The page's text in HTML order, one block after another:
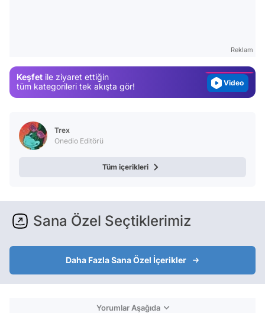
Reklam
Keşfet ile ziyaret ettiğin
tüm kategorileri tek akışta gör!
Video
Trex
Onedio Editörü
Tüm içerikleri
Sana Özel Seçtiklerimiz
Daha Fazla Sana Özel İçerikler
Yorumlar Aşağıda